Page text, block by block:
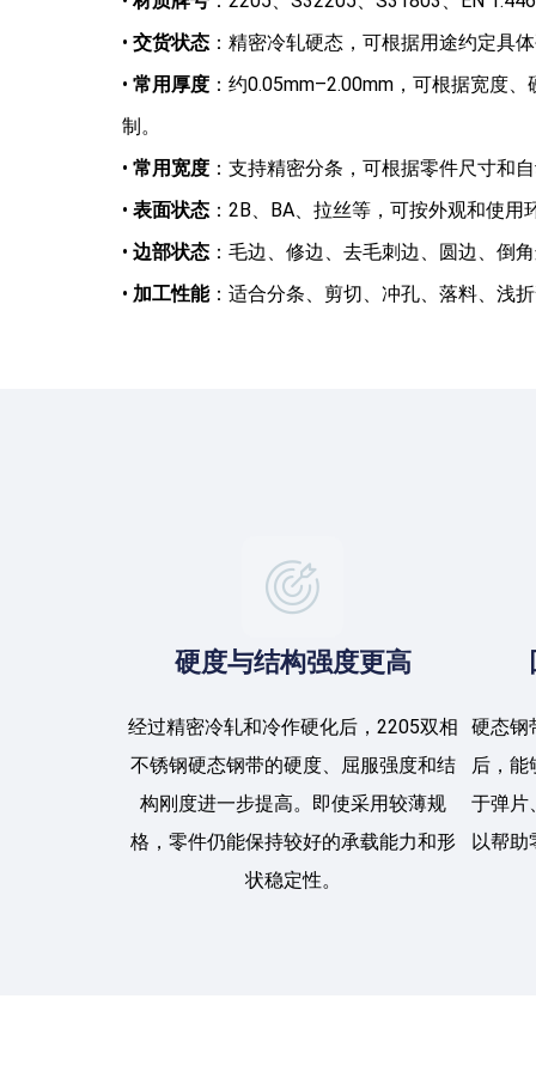
• 交货状态 ：精密冷轧硬态，可根据用途约定具
• 常用厚度 ：约0.05mm–2.00mm，可根据宽度
制。
• 常用宽度 ：支持精密分条，可根据零件尺寸和
• 表面状态 ：2B、BA、拉丝等，可按外观和使用
• 边部状态 ：毛边、修边、去毛刺边、圆边、倒
• 加工性能：适合分条、剪切、冲孔、落料、浅
硬度与结构强度更高
经过精密冷轧和冷作硬化后，2205双相
不锈钢硬态钢带的硬度、屈服强度和结
构刚度进一步提高。即使采用较薄规
格，零件仍能保持较好的承载能力和形
状稳定性。
硬态钢
后，能
于弹片
以帮助